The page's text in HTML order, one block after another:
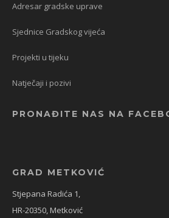
Adresar gradske uprave
Sjednice Gradskog vijeća
Projekti u tijeku
Natječaji i pozivi
PRONAĐITE NAS NA
GRAD METKOVIĆ
Stjepana Radića 1,
HR-20350, Metković